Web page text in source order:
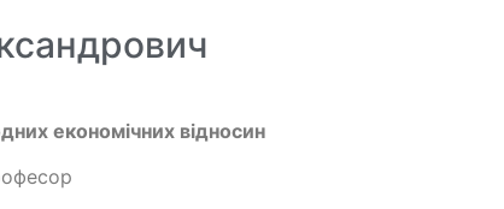
економічних відносин